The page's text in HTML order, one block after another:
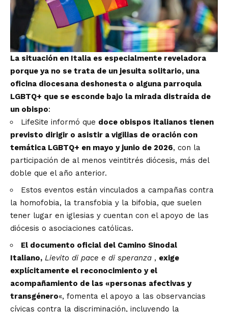
La situación en Italia es especialmente reveladora
porque ya no se trata de un jesuita solitario, una
oficina diocesana deshonesta o alguna parroquia
LGBTQ+ que se esconde bajo la mirada distraída de
un obispo:
LifeSite informó que doce obispos italianos tienen
previsto dirigir o asistir a vigilias de oración con
temática LGBTQ+ en mayo y junio de 2026, con la
participación de al menos veintitrés diócesis, más del
doble que el año anterior.
Estos eventos están vinculados a campañas contra
la homofobia, la transfobia y la bifobia, que suelen
tener lugar en iglesias y cuentan con el apoyo de las
diócesis o asociaciones católicas.
El documento oficial del Camino Sinodal
Italiano, Lievito di pace e di speranza , exige
explícitamente el reconocimiento y el
acompañamiento de las «personas afectivas y
transgénero«, fomenta el apoyo a las observancias
cívicas contra la discriminación, incluyendo la